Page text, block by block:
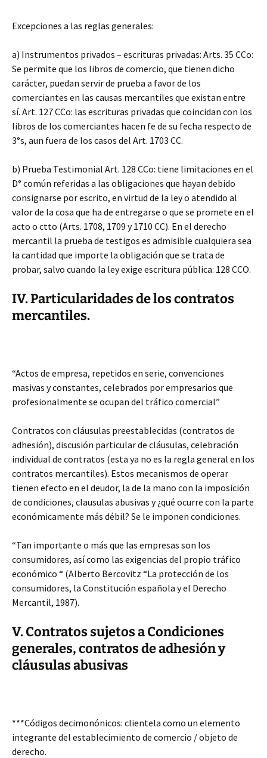
Excepciones a las reglas generales:
a) Instrumentos privados – escrituras privadas: Arts. 35 CCo:
Se permite que los libros de comercio, que tienen dicho
carácter, puedan servir de prueba a favor de los
comerciantes en las causas mercantiles que existan entre
sí. Art. 127 CCo: las escrituras privadas que coincidan con los
libros de los comerciantes hacen fe de su fecha respecto de
3°s, aun fuera de los casos del Art. 1703 CC.
b) Prueba Testimonial Art. 128 CCo: tiene limitaciones en el
D° común referidas a las obligaciones que hayan debido
consignarse por escrito, en virtud de la ley o atendido al
valor de la cosa que ha de entregarse o que se promete en el
acto o ctto (Arts. 1708, 1709 y 1710 CC). En el derecho
mercantil la prueba de testigos es admisible cualquiera sea
la cantidad que importe la obligación que se trata de
probar, salvo cuando la ley exige escritura pública: 128 CCO.
IV. Particularidades de los contratos
mercantiles.
“Actos de empresa, repetidos en serie, convenciones
masivas y constantes, celebrados por empresarios que
profesionalmente se ocupan del tráfico comercial”
Contratos con cláusulas preestablecidas (contratos de
adhesión), discusión particular de cláusulas, celebración
individual de contratos (esta ya no es la regla general en los
contratos mercantiles). Estos mecanismos de operar
tienen efecto en el deudor, la de la mano con la imposición
de condiciones, clausulas abusivas y ¿qué ocurre con la parte
económicamente más débil? Se le imponen condiciones.
“Tan importante o más que las empresas son los
consumidores, así como las exigencias del propio tráfico
económico “ (Alberto Bercovitz “La protección de los
consumidores, la Constitución española y el Derecho
Mercantil, 1987).
V. Contratos sujetos a Condiciones
generales, contratos de adhesión y
cláusulas abusivas
***Códigos decimonónicos: clientela como un elemento
integrante del establecimiento de comercio / objeto de
derecho.